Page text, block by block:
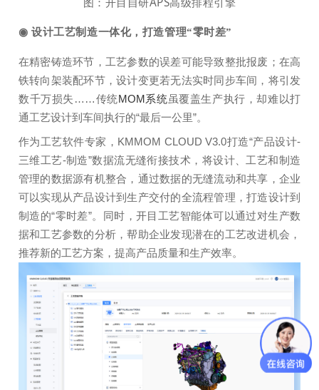
◉ 设计工艺制造一体化，打造管理“零时差”
在精密铸造环节，工艺参数的误差可能导致整批报废；在高
铁转向架装配环节，设计变更若无法实时同步车间，将引发
数千万损失……传统MOM系统虽覆盖生产执行，却难以打
通工艺设计到车间执行的“最后一公里”。
作为工艺软件专家，KMMOM CLOUD V3.0打造“产品设计-
三维工艺-制造”数据流无缝衔接技术，将设计、工艺和制造
管理的数据源有机整合，通过数据的无缝流动和共享，企业
可以实现从产品设计到生产交付的全流程管理，打造设计到
制造的“零时差”。同时，开目工艺智能体可以通过对生产数
据和工艺参数的分析，帮助企业发现潜在的工艺改进机会，
推荐新的工艺方案，提高产品质量和生产效率。